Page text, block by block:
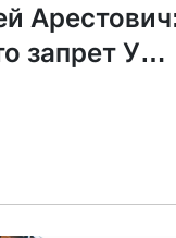
запрет УПЦ